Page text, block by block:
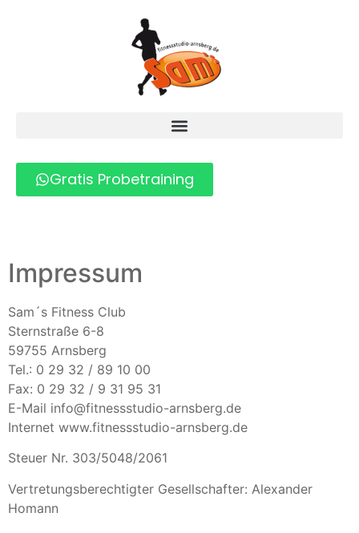
Gratis Probetraining
Impressum
Sam´s Fitness Club
Sternstraße 6-8
59755 Arnsberg
Tel.: 0 29 32 / 89 10 00
Fax: 0 29 32 / 9 31 95 31
E-Mail info@fitnessstudio-arnsberg.de
Internet www.fitnessstudio-arnsberg.de
Steuer Nr. 303/5048/2061
Vertretungsberechtigter Gesellschafter: Alexander
Homann